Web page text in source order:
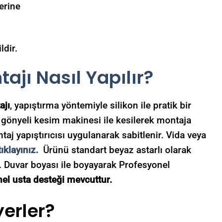
Nasıl Yapılır?
, yapıştırma yöntemiyle silikon ile pratik bir
gönyeli kesim makinesi ile kesilerek montaja
yapıştırıcısı uygulanarak sabitlenir. Vida veya
Ürünü standart beyaz astarlı olarak
boyası ile boyayarak Profesyonel
usta desteği mevcuttur.